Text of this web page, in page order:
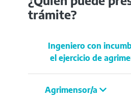
trámite?
Ingeniero con
el ejercicio de
Agrimensor/a